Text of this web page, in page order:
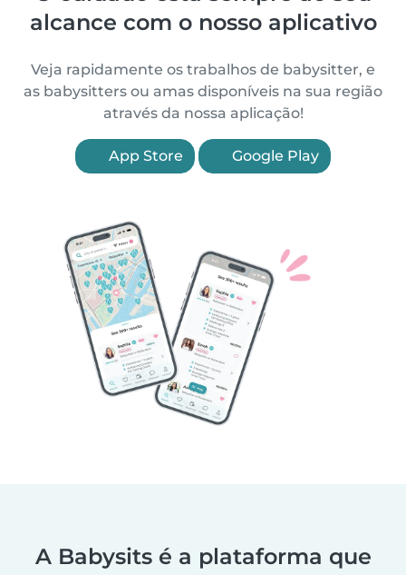
alcance com o nosso aplicativo
Veja rapidamente os trabalhos de babysitter, e
as babysitters ou amas disponíveis na sua região
através da nossa aplicação!
App Store Google Play
A Babysits é a plataforma que